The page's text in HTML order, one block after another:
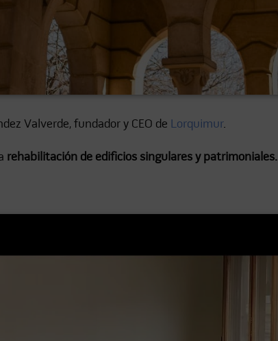
Valverde, fundador y CEO de Lorquimur.
rehabilitación de edificios singulares y patrimoniales.